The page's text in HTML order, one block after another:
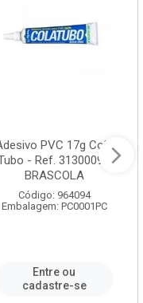
PVC 17g Cola
- Ref. 3130009 -
BRASCOLA
Código: 964094
Embalagem: PC0001PC
Entre ou
cadastre-se